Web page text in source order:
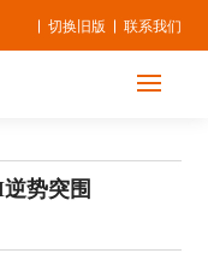
联系我们
切换旧版
势突围